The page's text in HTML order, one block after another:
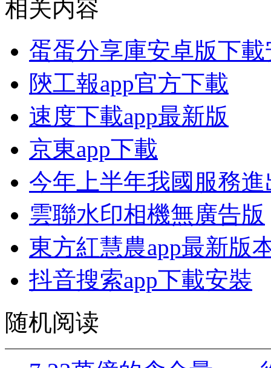
相关内容
蛋蛋分享庫安卓版下
陝工報app官方下載
速度下載app最新版
京東app下載
今年上半年我國服務
雲聯水印相機無廣告版
東方紅慧農app最新版
抖音搜索app下載安裝
随机阅读